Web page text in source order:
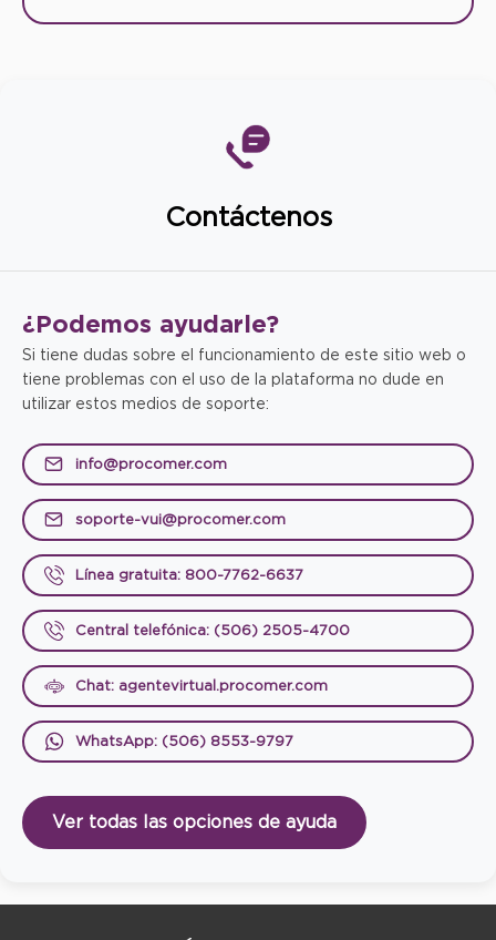
Contáctenos
¿Podemos ayudarle?
Si tiene dudas sobre el funcionamiento de este sitio web o
tiene problemas con el uso de la plataforma no dude en
utilizar estos medios de soporte:
info@procomer.com
soporte-vui@procomer.com
Línea gratuita: 800-7762-6637
Central telefónica: (506) 2505-4700
Chat: agentevirtual.procomer.com
WhatsApp: (506) 8553-9797
Ver todas las opciones de ayuda